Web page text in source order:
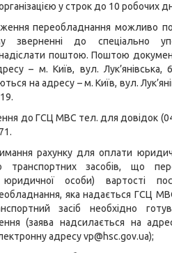
у строк до 10 робочих
переобладнання можливо
зверненні до спеціально
і надіслати поштою. Поштою
– м. Київ, вул. Лук’янівська,
на адресу – м. Київ, вул.
до ГСЦ МВС тел. для довідок
рахунку для оплати
транспортних засобів, що
юридичної особи) вартості
яка надається ГСЦ
засіб необхідно
(заява надсилається на
адресу vp@hsc.gov.ua);